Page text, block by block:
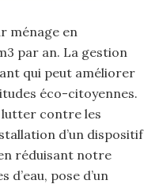
ménage en
par an. La gestion
qui peut améliorer
éco-citoyennes.
contre les
d’un dispositif
réduisant notre
pose d’un